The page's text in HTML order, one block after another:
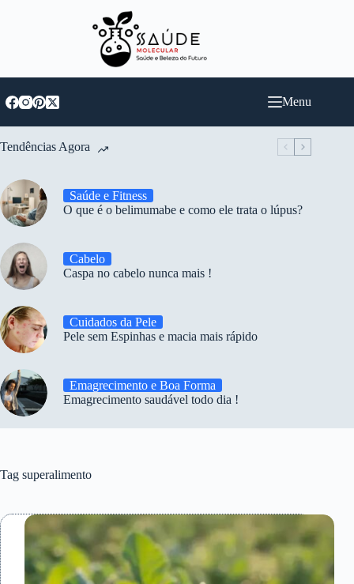
Menu
Tendências Agora
Saúde e Fitness
O que é o belimumabe e como ele trata o lúpus?
Cabelo
Caspa no cabelo nunca mais !
Cuidados da Pele
Pele sem Espinhas e macia mais rápido
Emagrecimento e Boa Forma
Emagrecimento saudável todo dia !
Tag superalimento